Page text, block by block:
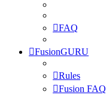
FAQ
FusionGURU
Rules
Fusion FAQ